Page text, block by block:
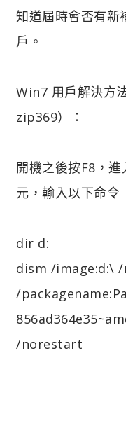
知道屆時會否有新
戶。
Win7 用戶解決方
zip369）：
開機之後按F8，
元，輸入以下命令
dir d:
dism /image:d:\
/
/norestart